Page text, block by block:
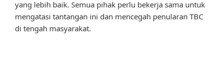
yang lebih baik. Semua pihak perlu bekerja sama untuk
mengatasi tantangan ini dan mencegah penularan TBC
di tengah masyarakat.